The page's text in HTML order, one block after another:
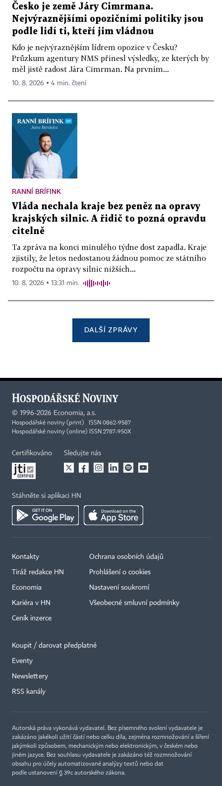
Česko je země Járy Cimrmana.
Nejvýraznějšími opozičními politiky jsou
podle lidí ti, kteří jim vládnou
Kdo je nejvýraznějším lídrem opozice v Česku?
Průzkum agentury NMS přinesl výsledky, ze kterých by
měl jistě radost Jára Cimrman. Na prvním...
10. 8. 2026 ▪ 4 min. čtení
RANNÍ BRÍFINK
Vláda nechala kraje bez peněz na opravy
krajských silnic. A řidič to pozná opravdu
citelně
Ta zpráva na konci minulého týdne dost zapadla. Kraje
zjistily, že letos nedostanou žádnou pomoc ze státního
rozpočtu na opravy silnic nižších...
10. 8. 2026 ▪ 13:31 min.
DALŠÍ ZPRÁVY
© 1996-2026 Economia, a.s.
Hospodářské noviny (print) ISSN 0862-9587
Hospodářské noviny (online) ISSN 2787-950X
Certifikováno Sledujte nás
Stáhněte si aplikaci HN
Kontakty
Tiráž redakce HN
Economia
Kariéra v HN
Ceník inzerce
Ochrana osobních údajů
Prohlášení o cookies
Nastavení soukromí
Všeobecné smluvní podmínky
Koupit / darovat předplatné
Eventy
Newslettery
RSS kanály
Autorská práva vykonává vydavatel. Bez písemného svolení vydavatele je
zakázáno jakékoli užití částí nebo celku díla, zejména rozmnožování a šíření
jakýmkoli způsobem, mechanickým nebo elektronickým, v českém nebo
jiném jazyce. Bez souhlasu vydavatele je zakázáno též rozmnožování
obsahu pro účely automatizované analýzy textů nebo dat
podle ustanovení § 39c autorského zákona.